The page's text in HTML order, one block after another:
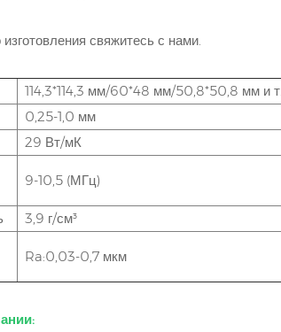
свяжитесь с нами.
114,3*114,3 мм/60*48 мм/50,8*50,8 мм и
0,25-1,0 мм
29 Вт/мК
9-10,5 (МГц)
3,9 г/см³
Ra:0,03-0,7 мкм